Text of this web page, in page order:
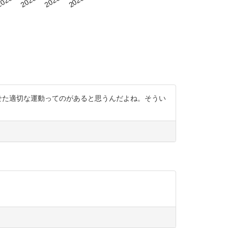
適切な運動ってのがあると思うんだよね。そうい